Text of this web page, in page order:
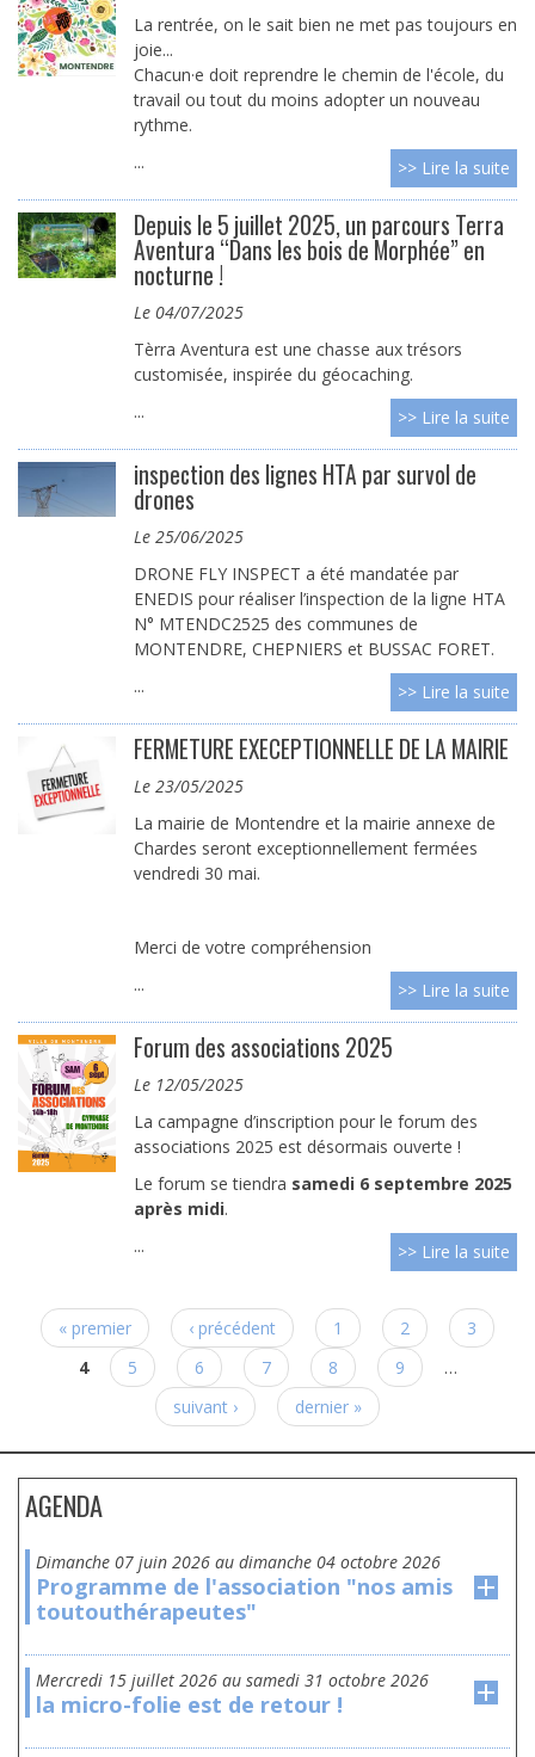
La rentrée, on le sait bien ne met pas toujours en
joie...
Chacun·e doit reprendre le chemin de l'école, du
travail ou tout du moins adopter un nouveau
rythme.
...
>> Lire la suite
Depuis le 5 juillet 2025, un parcours Terra
Aventura “Dans les bois de Morphée” en
nocturne !
le 04/07/2025
Tèrra Aventura est une chasse aux trésors
customisée, inspirée du géocaching.
...
>> Lire la suite
inspection des lignes HTA par survol de
drones
le 25/06/2025
DRONE FLY INSPECT a été mandatée par
ENEDIS pour réaliser l’inspection de la ligne HTA
N° MTENDC2525 des communes de
MONTENDRE, CHEPNIERS et BUSSAC FORET.
...
>> Lire la suite
FERMETURE EXECEPTIONNELLE DE LA MAIRIE
le 23/05/2025
La mairie de Montendre et la mairie annexe de
Chardes seront exceptionnellement fermées
vendredi 30 mai.
Merci de votre compréhension
...
>> Lire la suite
Forum des associations 2025
le 12/05/2025
La campagne d’inscription pour le forum des
associations 2025 est désormais ouverte !
Le forum se tiendra samedi 6 septembre 2025
après midi.
...
>> Lire la suite
Pages
« premier ‹ précédent 1 2
3
4
5 6 7 8 9
…
suivant ›
dernier »
AGENDA
dimanche 07 juin 2026 au dimanche 04 octobre 2026
Programme de l'association "nos amis
toutouthérapeutes"
mercredi 15 juillet 2026 au samedi 31 octobre 2026
la micro-folie est de retour !